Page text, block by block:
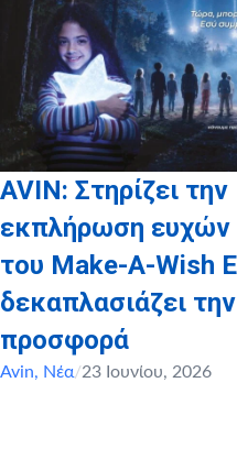
κανένας
Ενώνουμε τις δυνάμεις
μας
AVIN: Στηρίζει την
εκπλήρωση ευχών
του Make-A-Wish
δεκαπλασιάζει την
προσφορά
Avin, Νέα/23 Ιουνίου, 2026